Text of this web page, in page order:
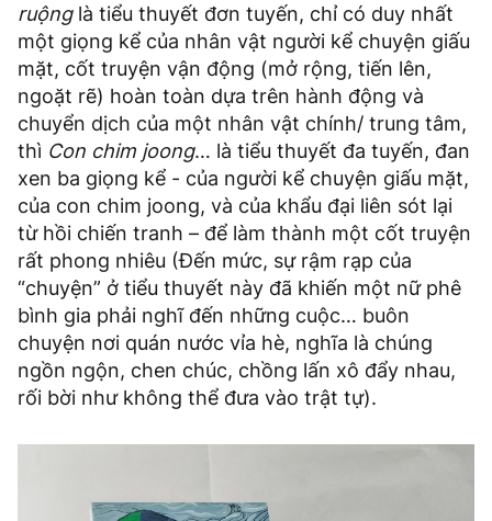
ruộng là tiểu thuyết đơn tuyến, chỉ có duy nhất
một giọng kể của nhân vật người kể chuyện giấu
mặt, cốt truyện vận động (mở rộng, tiến lên,
ngoặt rẽ) hoàn toàn dựa trên hành động và
chuyển dịch của một nhân vật chính/ trung tâm,
thì Con chim joong… là tiểu thuyết đa tuyến, đan
xen ba giọng kể - của người kể chuyện giấu mặt,
của con chim joong, và của khẩu đại liên sót lại
từ hồi chiến tranh – để làm thành một cốt truyện
rất phong nhiêu (Đến mức, sự rậm rạp của
“chuyện” ở tiểu thuyết này đã khiến một nữ phê
bình gia phải nghĩ đến những cuộc… buôn
chuyện nơi quán nước vỉa hè, nghĩa là chúng
ngồn ngộn, chen chúc, chồng lấn xô đẩy nhau,
rối bời như không thể đưa vào trật tự).